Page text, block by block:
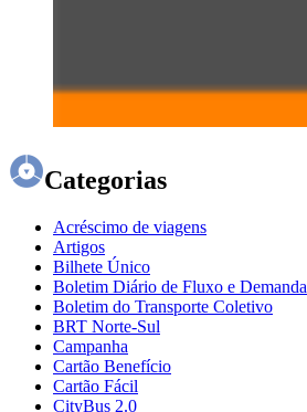
Categorias
Acréscimo de viagens
Artigos
Bilhete Único
Boletim Diário de Fluxo e Demanda
Boletim do Transporte Coletivo
BRT Norte-Sul
Campanha
Cartão Benefício
Cartão Fácil
CityBus 2.0